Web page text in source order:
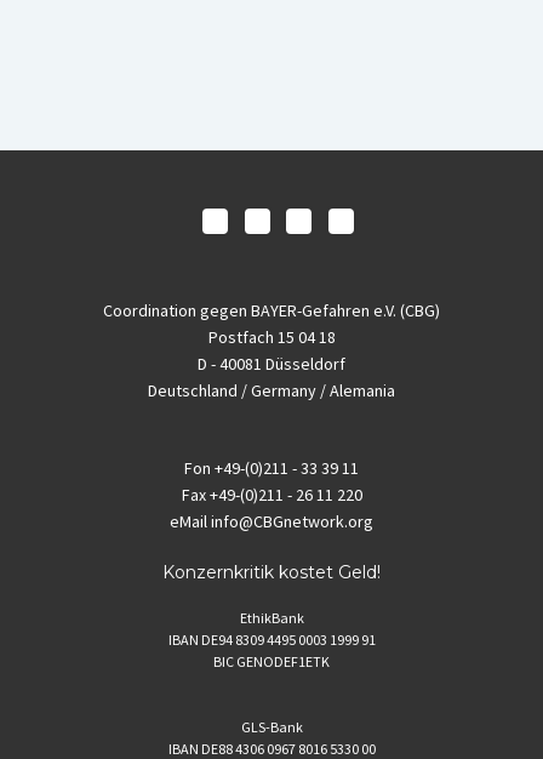
Coordination gegen BAYER-Gefahren e.V. (CBG)
Postfach 15 04 18
D - 40081 Düsseldorf
Deutschland / Germany / Alemania
Fon +49-(0)211 - 33 39 11
Fax+49-(0)211 - 26 11 220
eMailinfo@CBGnetwork.org
Konzernkritik kostet Geld!
EthikBank
IBAN DE94 8309 4495 0003 1999 91
BIC GENODEF1ETK
GLS-Bank
IBAN DE88 4306 0967 8016 5330 00